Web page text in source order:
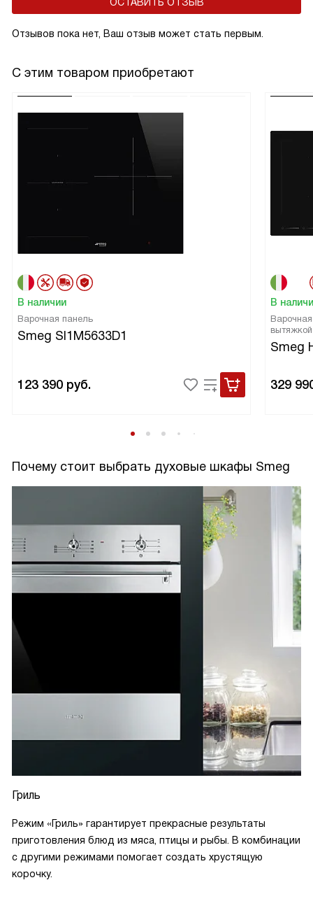
ОСТАВИТЬ ОТЗЫВ
Отзывов пока нет, Ваш отзыв может стать первым.
С этим товаром приобретают
В наличии
Варочная панель
Smeg SI1M5633D1
123 390 руб.
В
вытяжкой
Smeg
329
Почему стоит выбрать духовые шкафы Smeg
Гриль
Режим «Гриль» гарантирует прекрасные результаты
приготовления блюд из мяса, птицы и рыбы. В комбинации
с другими режимами помогает создать хрустящую
корочку.